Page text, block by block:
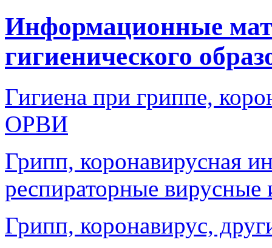
Информационные
гигиенического
Гигиена при гриппе,
ОРВИ
Грипп, коронавирусная
респираторные
Грипп, коронавирус,